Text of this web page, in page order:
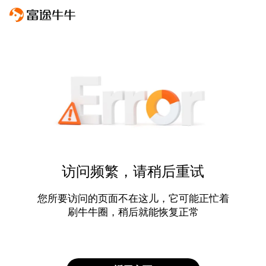
访问频繁，请稍后重试
您所要访问的页面不在这儿，它可能正忙着
刷牛牛圈，稍后就能恢复正常